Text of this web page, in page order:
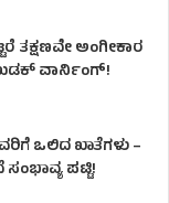
ತಕ್ಷಣವೇ ಅಂಗೀಕಾರ
ವಾರ್ನಿಂಗ್!
ಒಲಿದ ಖಾತೆಗಳು –
ಪಟ್ಟಿ!